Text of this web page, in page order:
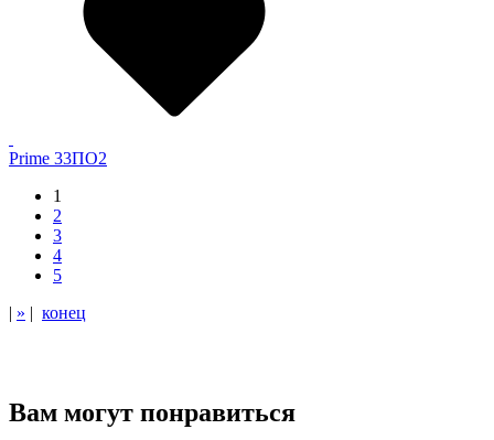
Prime 33ПО2
1
2
3
4
5
| » | конец
Вам могут понравиться